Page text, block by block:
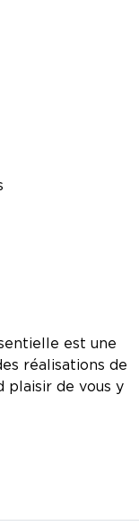
est une
réalisations de
plaisir de vous y